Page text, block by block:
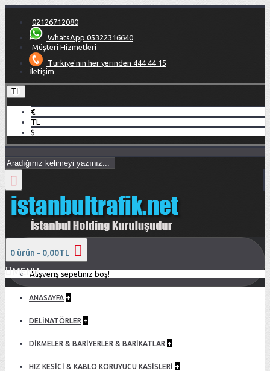
02126712080
WhatsApp 05322316640
Müşteri Hizmetleri
Türkiye'nin her yerinden 444 44 15
İletişim
TL
€
TL
$
0 ürün - 0,00TL
Alışveriş sepetiniz boş!
MENU
ANASAYFA +
DELİNATÖRLER +
DİKMELER & BARİYERLER & BARİKATLAR +
HIZ KESİCİ & KABLO KORUYUCU KASİSLERİ +